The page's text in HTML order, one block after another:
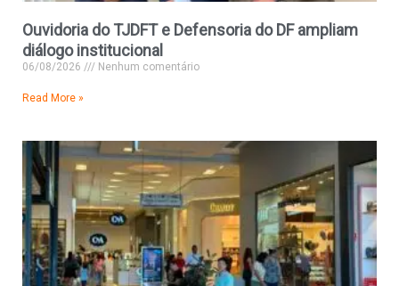
Ouvidoria do TJDFT e Defensoria do DF ampliam
diálogo institucional
06/08/2026 Nenhum comentário
Read More »